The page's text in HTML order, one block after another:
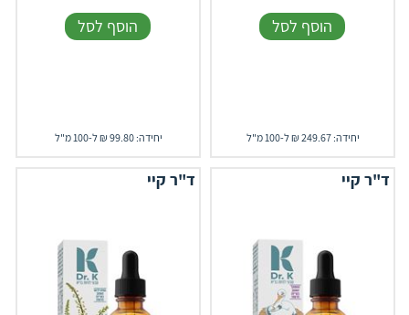
הוסף לסל
יחידה: 249.67 ₪ ל-100 מ"ל
הוסף לסל
יחידה: 99.80 ₪ ל-100 מ"ל
ד"ר קיי ד"ר קיי